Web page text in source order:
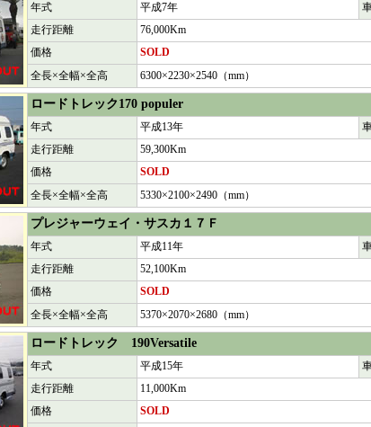
年式 平成7年
走行距離
76,000Km
価格
SOLD
全長×全幅×全高
6300×2230×2540（mm）
ロードトレック170 populer
年式 平成13年
走行距離
59,300Km
価格
SOLD
全長×全幅×全高
5330×2100×2490（mm）
プレジャーウェイ・サスカ１７Ｆ
年式 平成11年
走行距離
52,100Km
価格
SOLD
全長×全幅×全高
5370×2070×2680（mm）
ロードトレック 190Versatile
年式 平成15年
走行距離
11,000Km
価格
SOLD